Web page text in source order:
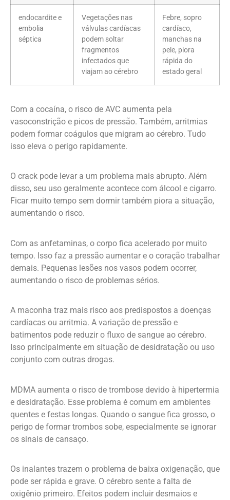
endocardite e
embolia
séptica
Vegetações nas
válvulas cardíacas
podem soltar
fragmentos
infectados que
viajam ao cérebro
Febre, sopro
cardíaco,
manchas na
pele, piora
rápida do
estado geral
Com a cocaína, o risco de AVC aumenta pela
vasoconstrição e picos de pressão. Também, arritmias
podem formar coágulos que migram ao cérebro. Tudo
isso eleva o perigo rapidamente.
O crack pode levar a um problema mais abrupto. Além
disso, seu uso geralmente acontece com álcool e cigarro.
Ficar muito tempo sem dormir também piora a situação,
aumentando o risco.
Com as anfetaminas, o corpo fica acelerado por muito
tempo. Isso faz a pressão aumentar e o coração trabalhar
demais. Pequenas lesões nos vasos podem ocorrer,
aumentando o risco de problemas sérios.
A maconha traz mais risco aos predispostos a doenças
cardíacas ou arritmia. A variação de pressão e
batimentos pode reduzir o fluxo de sangue ao cérebro.
Isso principalmente em situação de desidratação ou uso
conjunto com outras drogas.
MDMA aumenta o risco de trombose devido à hipertermia
e desidratação. Esse problema é comum em ambientes
quentes e festas longas. Quando o sangue fica grosso, o
perigo de formar trombos sobe, especialmente se ignorar
os sinais de cansaço.
Os inalantes trazem o problema de baixa oxigenação, que
pode ser rápida e grave. O cérebro sente a falta de
oxigênio primeiro. Efeitos podem incluir desmaios e